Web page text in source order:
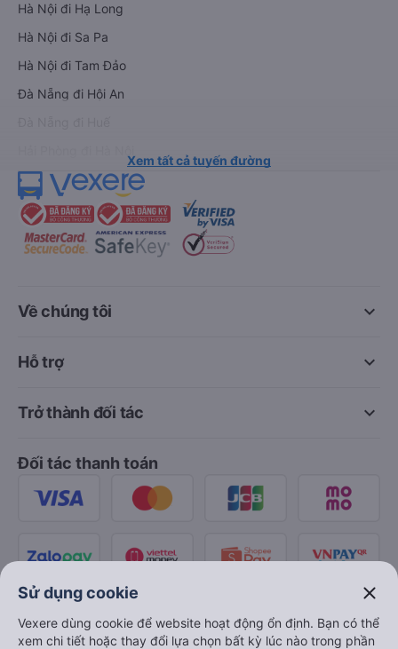
Hà Nội đi Hạ Long
Hà Nội đi Sa Pa
Hà Nội đi Tam Đảo
Đà Nẵng đi Hội An
Xem tất cả tuyến đường
keyboard_arrow_down
Về chúng tôi
keyboard_arrow_down
Hỗ trợ
keyboard_arrow_down
Trở thành đối tác
Đối tác thanh toán
Sử dụng cookie close
Vexere dùng cookie để website hoạt động ổn định. Bạn có thể
xem chi tiết hoặc thay đổi lựa chọn bất kỳ lúc nào trong phần